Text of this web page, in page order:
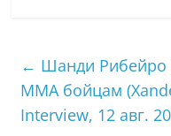
← Шанди Рибейро
ММА бойцам
Interview, 12 авг.